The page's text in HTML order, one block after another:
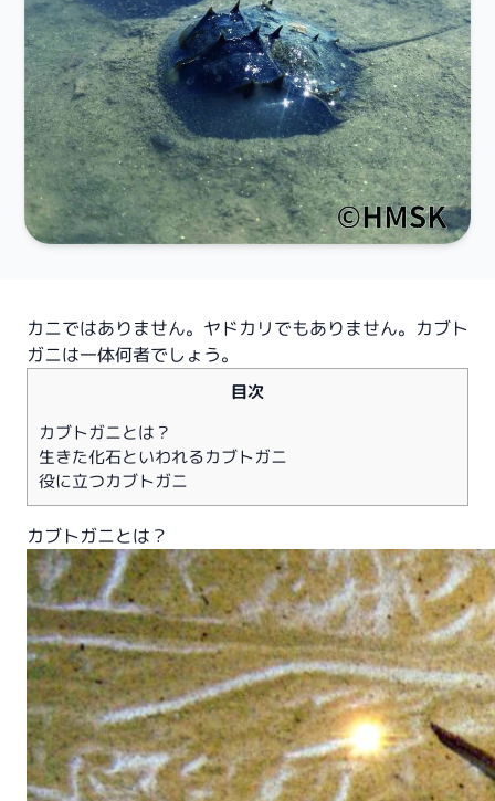
カニではありません。ヤドカリでもありません。カブト
ガニは一体何者でしょう。
目次
カブトガニとは？
生きた化石といわれるカブトガニ
役に立つカブトガニ
カブトガニとは？